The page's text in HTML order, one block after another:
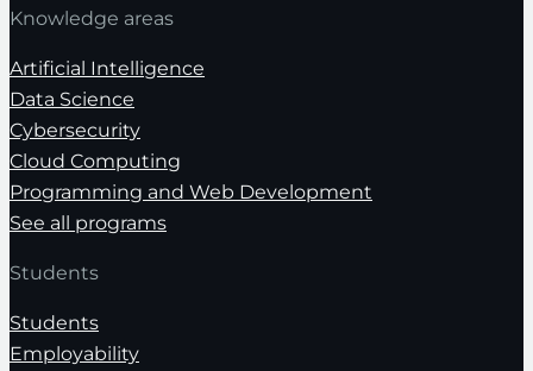
Knowledge areas
Artificial Intelligence
Data Science
Cybersecurity
Cloud Computing
Programming and Web Development
See all programs
Students
Students
Employability